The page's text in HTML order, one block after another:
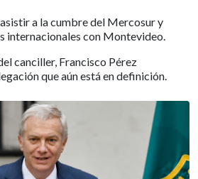
a la cumbre del Mercosur y
internacionales con Montevideo.
canciller, Francisco Pérez
que aún está en definición.